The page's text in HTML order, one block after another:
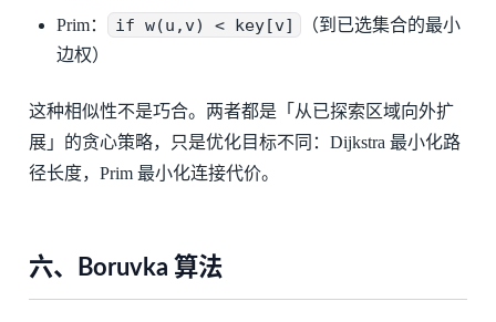
Prim：
if w(u,v) < key[v]
（到已选集合的最小
边权）
这种相似性不是巧合。两者都是「从已探索区域向外扩
展」的贪心策略，只是优化目标不同：Dijkstra 最小化路
径长度，Prim 最小化连接代价。
六、Boruvka 算法